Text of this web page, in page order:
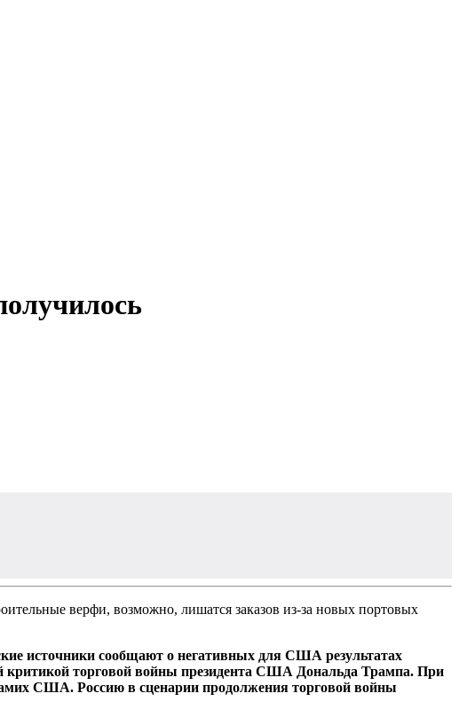
верфи, возможно, лишатся заказов из-за новых портовых
источники сообщают о негативных для США результатах
критикой торговой войны президента США Дональда Трампа. При
США. Россию в сценарии продолжения торговой войны